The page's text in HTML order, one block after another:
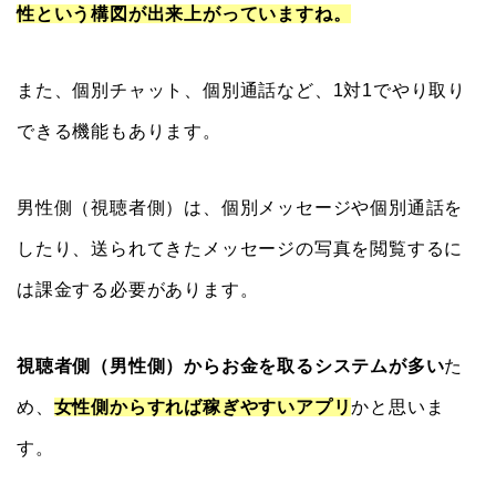
性という構図が出来上がっていますね。
また、個別チャット、個別通話など、1対1でやり取り
できる機能もあります。
男性側（視聴者側）は、個別メッセージや個別通話を
したり、送られてきたメッセージの写真を閲覧するに
は課金する必要があります。
視聴者側（男性側）からお金を取るシステムが多いた
め、 女性側からすれば稼ぎやすいアプリかと思いま
す。